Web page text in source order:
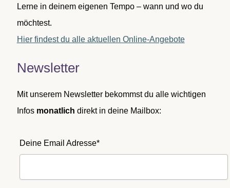
Lerne in deinem eigenen Tempo – wann und wo du
möchtest.
Hier findest du alle aktuellen Online-Angebote
Newsletter
Mit unserem Newsletter bekommst du alle wichtigen
Infos monatlich direkt in deine Mailbox:
Deine Email Adresse*